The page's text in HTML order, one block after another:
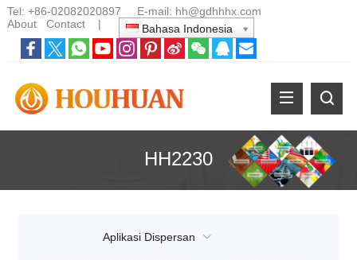
Tel: +86-02082020897 E-mail: hh@gdhhhx.com
About
Contact| Bahasa Indonesia
HH2230
Aplikasi Dispersan